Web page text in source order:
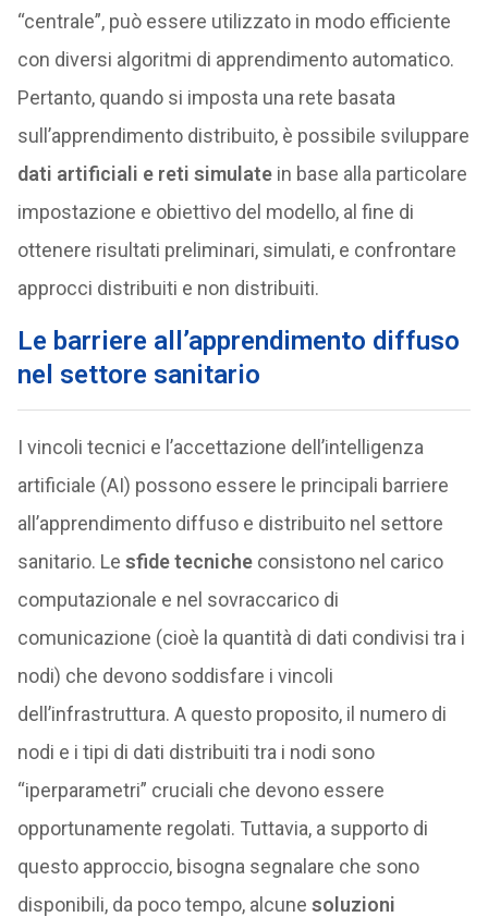
“centrale”, può essere utilizzato in modo efficiente
con diversi algoritmi di apprendimento automatico.
Pertanto, quando si imposta una rete basata
sull’apprendimento distribuito, è possibile sviluppare
dati artificiali e reti simulatein base alla particolare
impostazione e obiettivo del modello, al fine di
ottenere risultati preliminari, simulati, e confrontare
approcci distribuiti e non distribuiti.
Le barriere all’apprendimento diffuso
nel settore sanitario
I vincoli tecnici e l’accettazione dell’intelligenza
artificiale (AI) possono essere le principali barriere
all’apprendimento diffuso e distribuito nel settore
sanitario. Le sfide tecnicheconsistono nel carico
computazionale e nel sovraccarico di
comunicazione (cioè la quantità di dati condivisi tra i
nodi) che devono soddisfare i vincoli
dell’infrastruttura. A questo proposito, il numero di
nodi e i tipi di dati distribuiti tra i nodi sono
“iperparametri” cruciali che devono essere
opportunamente regolati. Tuttavia, a supporto di
questo approccio, bisogna segnalare che sono
disponibili, da poco tempo, alcune soluzioni